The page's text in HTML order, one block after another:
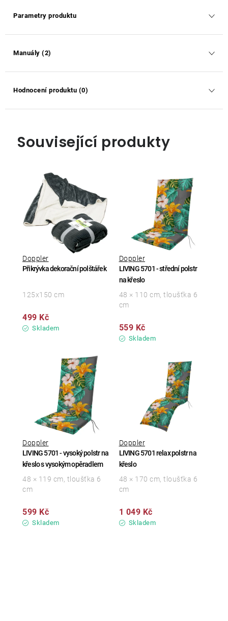
Parametry produktu
Manuály (2)
Hodnocení produktu (0)
Související produkty
Přikrývka dekorační polštářek
Doppler
Skladem
499 Kč
125x150 cm
LIVING 5701 - střední polstr
na křeslo
Doppler
Skladem
559 Kč
48 × 110 cm, tloušťka 6
cm
LIVING 5701 - vysoký polstr na
křeslo s vysokým opěradlem
Doppler
Skladem
599 Kč
48 × 119 cm, tloušťka 6
cm
LIVING 5701 relax polstr na
křeslo
Doppler
Skladem
1 049 Kč
48 × 170 cm, tloušťka 6
cm